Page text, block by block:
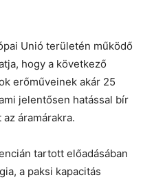
Unió területén működő
hogy a következő
erőműveinek akár 25
jelentősen hatással bír
áramárakra.
tartott előadásában
a paksi kapacitás